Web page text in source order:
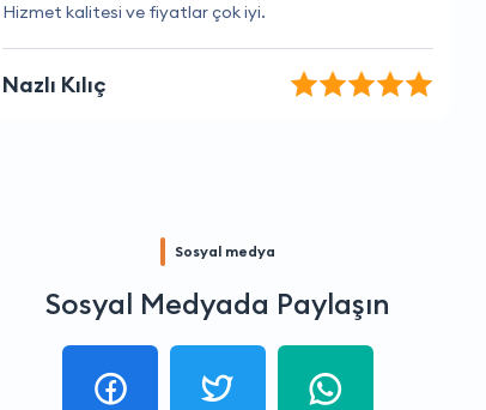
Her zaman memnun kaldığım bir firma
Onur Altın
Sosyal medya
Sosyal Medyada Paylaşın